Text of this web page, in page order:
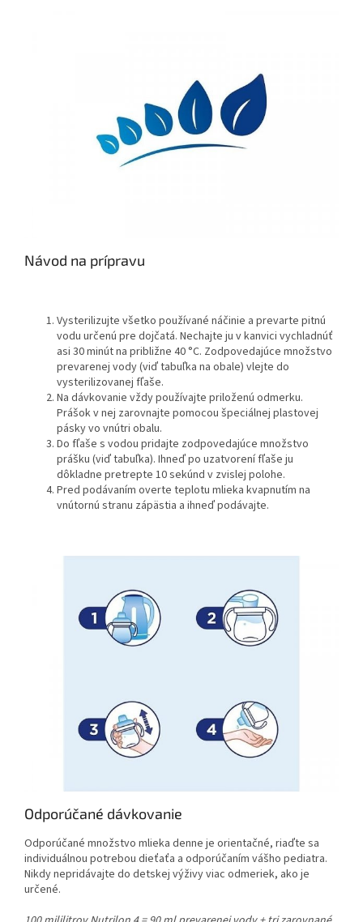
Návod na prípravu
Vysterilizujte všetko používané náčinie a prevarte pitnú
vodu určenú pre dojčatá. Nechajte ju v kanvici vychladnúť
asi 30 minút na približne 40 °C. Zodpovedajúce množstvo
prevarenej vody (viď tabuľka na obale) vlejte do
vysterilizovanej fľaše.
Na dávkovanie vždy používajte priloženú odmerku.
Prášok v nej zarovnajte pomocou špeciálnej plastovej
pásky vo vnútri obalu.
Do fľaše s vodou pridajte zodpovedajúce množstvo
prášku (viď tabuľka). Ihneď po uzatvorení fľaše ju
dôkladne pretrepte 10 sekúnd v zvislej polohe.
Pred podávaním overte teplotu mlieka kvapnutím na
vnútornú stranu zápästia a ihneď podávajte.
Odporúčané dávkovanie
Odporúčané množstvo mlieka denne je orientačné, riaďte sa
individuálnou potrebou dieťaťa a odporúčaním vášho pediatra.
Nikdy nepridávajte do detskej výživy viac odmeriek, ako je
určené.